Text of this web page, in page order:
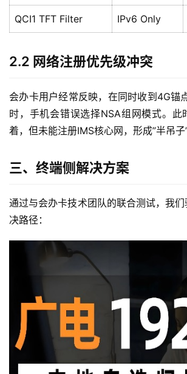
QCI1 TFT Filter IPv6 Only
2.2 网络注册优先级冲突
会办卡用户经常反映，在同时收到4G锚
时，手机会错误选择NSA组网模式。此
着，但未能注册IMS核心网，形成”半吊子
三、终端侧解决方案
通过与会办卡技术团队的联合测试，我
决路径：